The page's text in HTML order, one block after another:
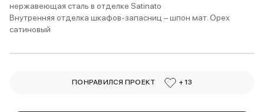
нержавеющая сталь в отделке Satinato
Внутренняя отделка шкафов-запасниц – шпон мат. Орех
сатиновый
ПОНРАВИЛСЯ ПРОЕКТ + 13